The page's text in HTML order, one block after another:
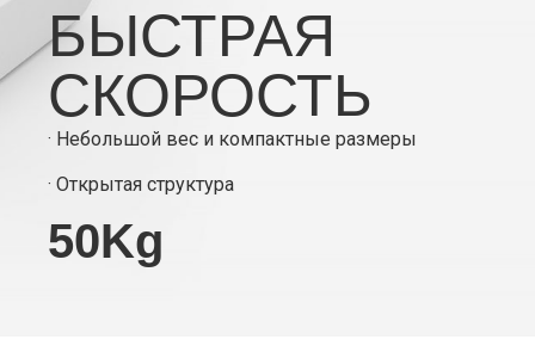
БЫСТРАЯ
СКОРОСТЬ
· Небольшой вес и компактные размеры
· Открытая структура
50Kg